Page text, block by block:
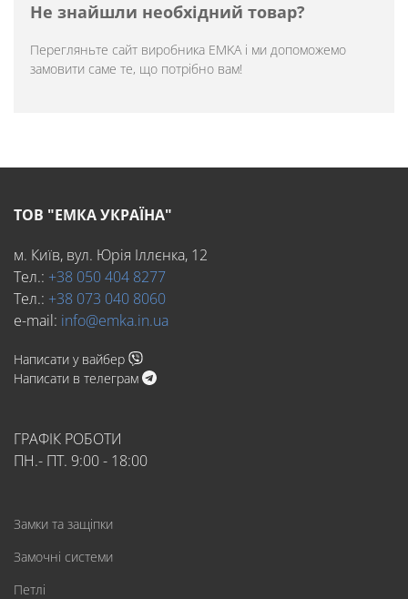
Не знайшли необхідний товар?
Перегляньте сайт виробника EMKAі ми допоможемо
замовити саме те, що потрібно вам!
ТОВ "ЕМКА УКРАЇНА"
м. Київ, вул. Юрія Іллєнка, 12
Тел.: +38 050 404 8277
Тел.: +38 073 040 8060
e-mail: info@emka.in.ua
Написати у вайбер
Написати в телеграм
ГРАФІК РОБОТИ
ПН.- ПТ. 9:00 - 18:00
Замки та защіпки
Замочні системи
Петлі